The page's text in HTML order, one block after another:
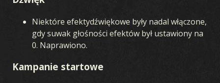
Niektóre efektydźwiękowe były nadal włączone,
gdy suwak głośności efektów był ustawiony na
0. Naprawiono.
Kampanie startowe